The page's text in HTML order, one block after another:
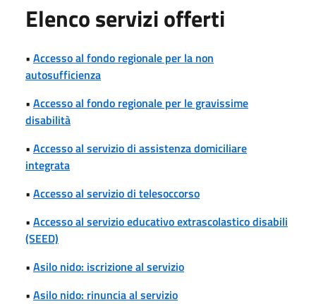
Elenco servizi offerti
• Accesso al fondo regionale per la non
autosufficienza
• Accesso al fondo regionale per le gravissime
disabilità
• Accesso al servizio di assistenza domiciliare
integrata
• Accesso al servizio di telesoccorso
• Accesso al servizio educativo extrascolastico disabili
(SEED)
• Asilo nido: iscrizione al servizio
• Asilo nido: rinuncia al servizio